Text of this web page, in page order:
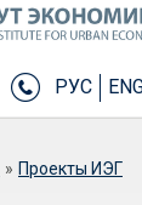
РУС
» Проекты ИЭГ